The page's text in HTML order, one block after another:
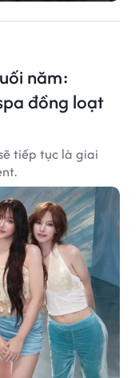
năm:
đồng loạt
tiếp tục là giai